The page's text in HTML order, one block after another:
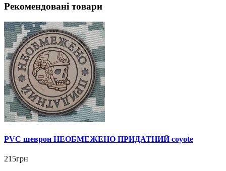
Рекомендовані товари
PVC шеврон НЕОБМЕЖЕНО ПРИДАТНИЙ coyote
215грн